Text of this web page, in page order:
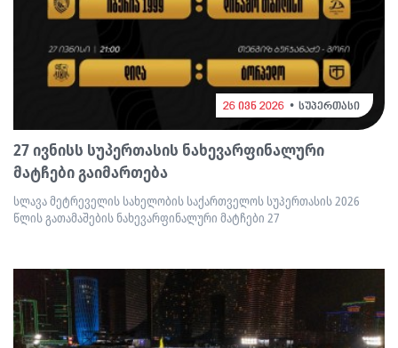
26 ივნ 2026 სუპერთასი
27 ივნისს სუპერთასის ნახევარფინალური
მატჩები გაიმართება
სლავა მეტრეველის სახელობის საქართველოს სუპერთასის 2026
წლის გათამაშების ნახევარფინალური მატჩები 27